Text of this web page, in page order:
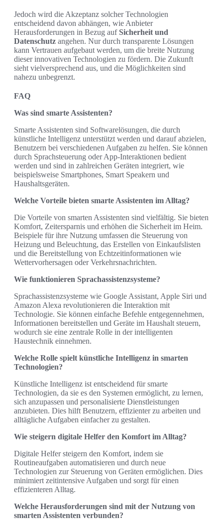
Jedoch wird die Akzeptanz solcher Technologien
entscheidend davon abhängen, wie Anbieter
Herausforderungen in Bezug aufSicherheit und
Datenschutz angehen. Nur durch transparente Lösungen
kann Vertrauen aufgebaut werden, um die breite Nutzung
dieser innovativen Technologien zu fördern. Die Zukunft
sieht vielversprechend aus, und die Möglichkeiten sind
nahezu unbegrenzt.
FAQ
Was sind smarte Assistenten?
Smarte Assistenten sind Softwarelösungen, die durch
künstliche Intelligenz unterstützt werden und darauf abzielen,
Benutzern bei verschiedenen Aufgaben zu helfen. Sie können
durch Sprachsteuerung oder App-Interaktionen bedient
werden und sind in zahlreichen Geräten integriert, wie
beispielsweise Smartphones, Smart Speakern und
Haushaltsgeräten.
Welche Vorteile bieten smarte Assistenten im Alltag?
Die Vorteile von smarten Assistenten sind vielfältig. Sie bieten
Komfort, Zeitersparnis und erhöhen die Sicherheit im Heim.
Beispiele für ihre Nutzung umfassen die Steuerung von
Heizung und Beleuchtung, das Erstellen von Einkaufslisten
und die Bereitstellung von Echtzeitinformationen wie
Wettervorhersagen oder Verkehrsnachrichten.
Wie funktionieren Sprachassistenzsysteme?
Sprachassistenzsysteme wie Google Assistant, Apple Siri und
Amazon Alexa revolutionieren die Interaktion mit
Technologie. Sie können einfache Befehle entgegennehmen,
Informationen bereitstellen und Geräte im Haushalt steuern,
wodurch sie eine zentrale Rolle in der intelligenten
Haustechnik einnehmen.
Welche Rolle spielt künstliche Intelligenz in smarten
Technologien?
Künstliche Intelligenz ist entscheidend für smarte
Technologien, da sie es den Systemen ermöglicht, zu lernen,
sich anzupassen und personalisierte Dienstleistungen
anzubieten. Dies hilft Benutzern, effizienter zu arbeiten und
alltägliche Aufgaben einfacher zu gestalten.
Wie steigern digitale Helfer den Komfort im Alltag?
Digitale Helfer steigern den Komfort, indem sie
Routineaufgaben automatisieren und durch neue
Technologien zur Steuerung von Geräten ermöglichen. Dies
minimiert zeitintensive Aufgaben und sorgt für einen
effizienteren Alltag.
Welche Herausforderungen sind mit der Nutzung von
smarten Assistenten verbunden?